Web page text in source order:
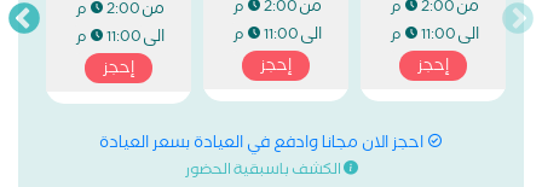
من2:00 م
الى11:00 م
إحجز
من2:00 م
الى11:00 م
إحجز
من2:00 م
الى11:00 م
إحجز
احجز الان مجانا وادفع في العيادة بسعر العيادة
الكشف باسبقية الحضور